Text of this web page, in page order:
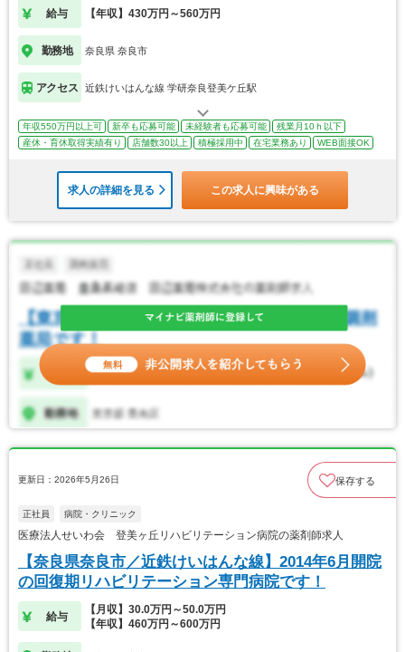
給与 【年収】430万円～560万円
勤務地 奈良県 奈良市
アクセス 近鉄けいはんな線 学研奈良登美ケ丘駅
年収550万円以上可 新卒も応募可能 未経験者も応募可能
残業月10ｈ以下
産休・育休取得実績有り
店舗数30以上 積極採用中 在宅業務あり WEB面接OK
求人の詳細を見る この求人に興味がある
更新日：2026年5月26日 保存する
正社員 病院・クリニック
医療法人せいわ会 登美ヶ丘リハビリテーション病院の薬剤師求人
【奈良県奈良市／近鉄けいはんな線】2014年6月開院
の回復期リハビリテーション専門病院です！
給与
【月収】30.0万円～50.0万円
【年収】460万円～600万円